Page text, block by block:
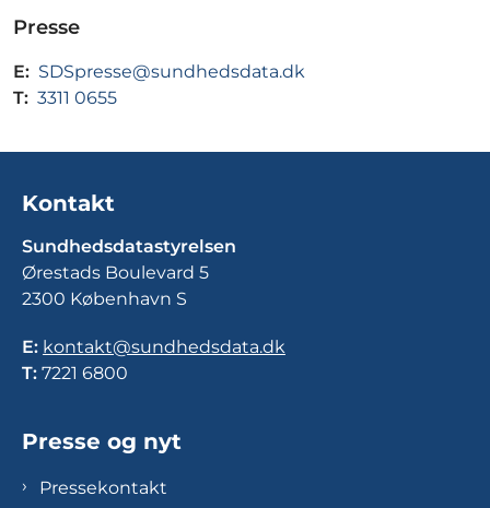
Presse
E: SDSpresse@sundhedsdata.dk
T: 3311 0655
Kontakt
Sundhedsdatastyrelsen
Ørestads Boulevard 5
2300 København S
E: kontakt@sundhedsdata.dk
T: 7221 6800
Presse og nyt
Pressekontakt